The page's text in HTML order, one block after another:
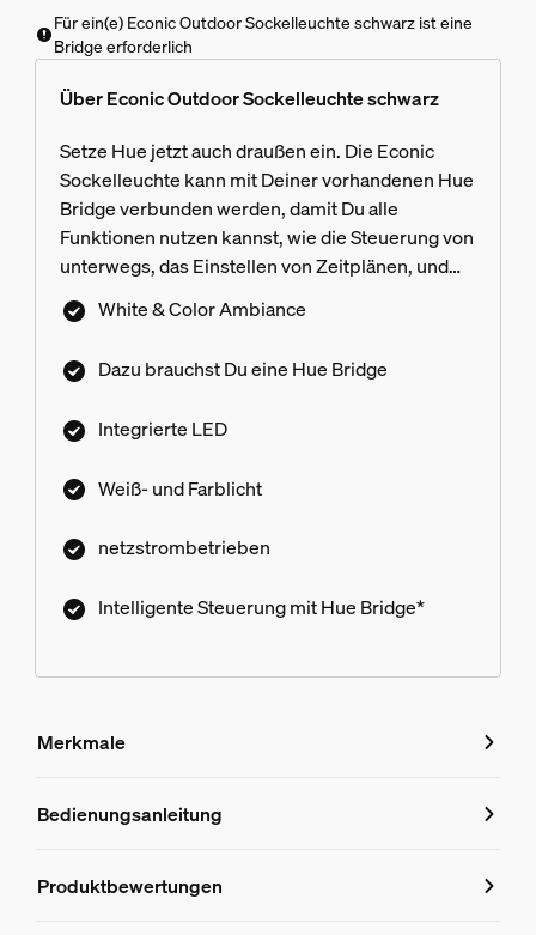
Bewertungen
Für ein(e) Econic Outdoor Sockelleuchte schwarz ist eine
Bridge erforderlich
Über Econic Outdoor Sockelleuchte schwarz
Setze Hue jetzt auch draußen ein. Die Econic
Sockelleuchte kann mit Deiner vorhandenen Hue
Bridge verbunden werden, damit Du alle
Funktionen nutzen kannst, wie die Steuerung von
unterwegs, das Einstellen von Zeitplänen, und
die Erzeugung beliebiger Atmosphären. Die Hue
Bridge ist nicht im Lieferumfang enthalten.
White & Color Ambiance
Dazu brauchst Du eine Hue Bridge
Integrierte LED
Weiß- und Farblicht
netzstrombetrieben
Intelligente Steuerung mit Hue Bridge*
Merkmale
Merkmale
8718696170595
Bedienungsanleitung
Produktbewertungen